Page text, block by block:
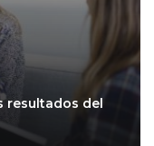
resultados del